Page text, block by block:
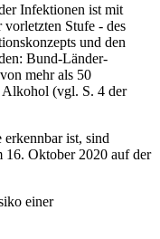
Infektionen ist mit
Stufe - des
und den
Bund-Länder-
mehr als 50
Alkohol (vgl. S. 4 der
ist, sind
16. Oktober 2020 auf der
einer